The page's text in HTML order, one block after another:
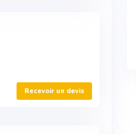
Recevoir un devis